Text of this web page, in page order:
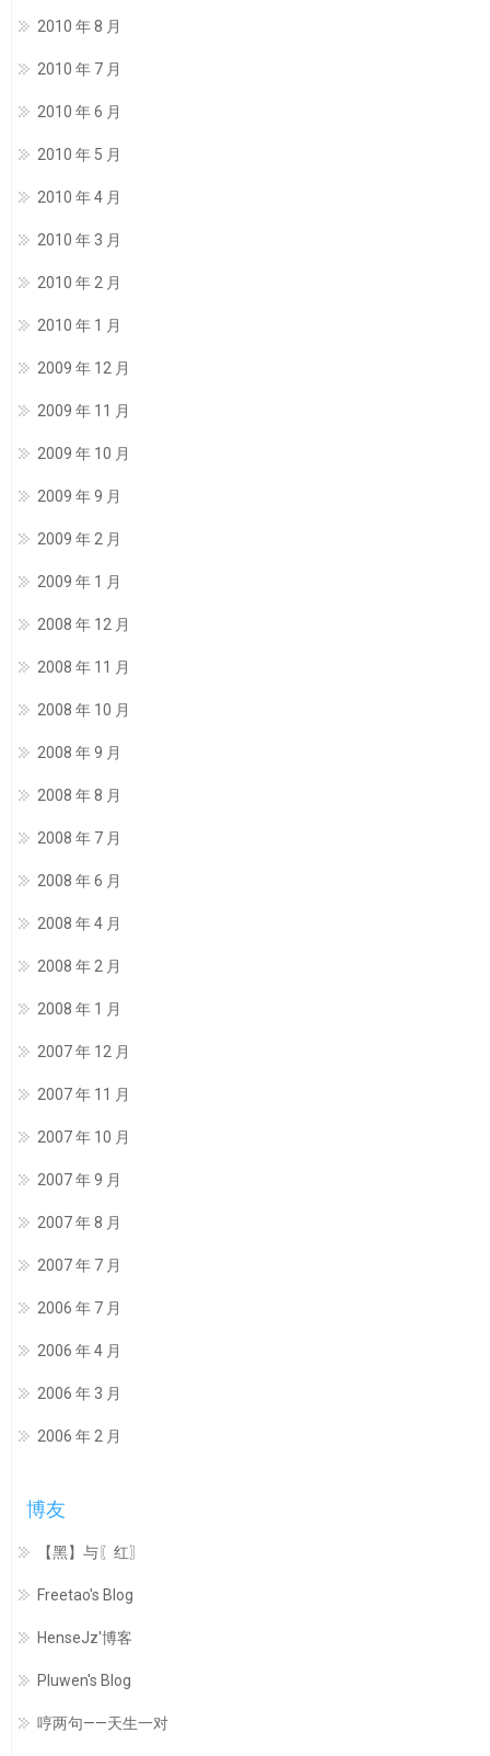
2010 年 8 月
2010 年 7 月
2010 年 6 月
2010 年 5 月
2010 年 4 月
2010 年 3 月
2010 年 2 月
2010 年 1 月
2009 年 12 月
2009 年 11 月
2009 年 10 月
2009 年 9 月
2009 年 2 月
2009 年 1 月
2008 年 12 月
2008 年 11 月
2008 年 10 月
2008 年 9 月
2008 年 8 月
2008 年 7 月
2008 年 6 月
2008 年 4 月
2008 年 2 月
2008 年 1 月
2007 年 12 月
2007 年 11 月
2007 年 10 月
2007 年 9 月
2007 年 8 月
2007 年 7 月
2006 年 7 月
2006 年 4 月
2006 年 3 月
2006 年 2 月
博友
【黑】与〖红〗
Freetao's Blog
HenseJz'博客
Pluwen's Blog
哼两句——天生一对